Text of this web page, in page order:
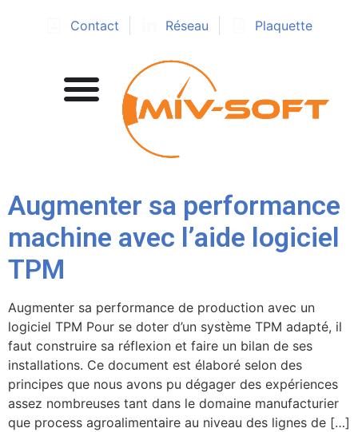
Contact Réseau Plaquette
Augmenter sa performance
machine avec l’aide logiciel
TPM
Augmenter sa performance de production avec un
logiciel TPM Pour se doter d’un système TPM adapté, il
faut construire sa réflexion et faire un bilan de ses
installations. Ce document est élaboré selon des
principes que nous avons pu dégager des expériences
assez nombreuses tant dans le domaine manufacturier
que process agroalimentaire au niveau des lignes de […]